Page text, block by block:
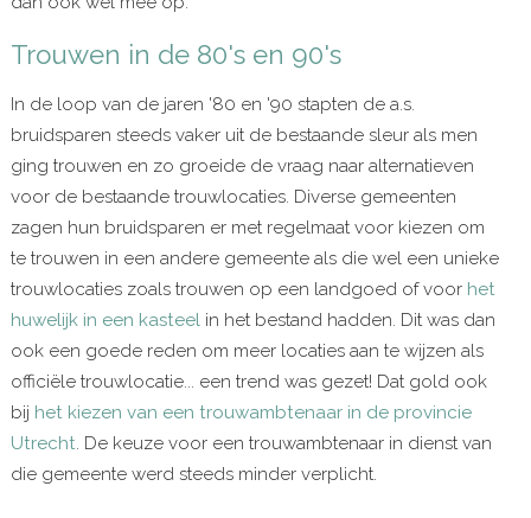
Trouwen in de 80's en 90's
In de loop van de jaren '80 en '90 stapten de a.s.
bruidsparen steeds vaker uit de bestaande sleur als men
ging trouwen en zo groeide de vraag naar alternatieven
voor de bestaande trouwlocaties. Diverse gemeenten
zagen hun bruidsparen er met regelmaat voor kiezen om
te trouwen in een andere gemeente als die wel een unieke
trouwlocaties zoals trouwen op een landgoed of voor het
huwelijk in een kasteel in het bestand hadden. Dit was dan
ook een goede reden om meer locaties aan te wijzen als
officiële trouwlocatie... een trend was gezet! Dat gold ook
bij het kiezen van een trouwambtenaar in de provincie
Utrecht . De keuze voor een trouwambtenaar in dienst van
die gemeente werd steeds minder verplicht.